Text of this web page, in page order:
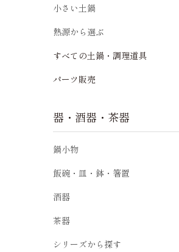
小さい土鍋
熱源から選ぶ
すべての土鍋・調理道具
パーツ販売
器・酒器・茶器
鍋小物
飯碗・皿・鉢・箸置
酒器
茶器
シリーズから探す